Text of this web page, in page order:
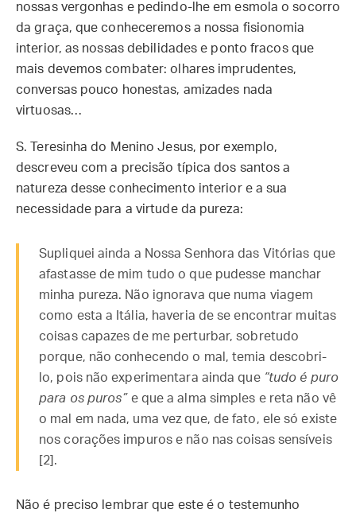
nossas vergonhas e pedindo-lhe em esmola o socorro
da graça, que conheceremos a nossa fisionomia
interior, as nossas debilidades e ponto fracos que
mais devemos combater: olhares imprudentes,
conversas pouco honestas, amizades nada
virtuosas…
S. Teresinha do Menino Jesus, por exemplo,
descreveu com a precisão típica dos santos a
natureza desse conhecimento interior e a sua
necessidade para a virtude da pureza:
Supliquei ainda a Nossa Senhora das Vitórias que
afastasse de mim tudo o que pudesse manchar
minha pureza. Não ignorava que numa viagem
como esta a Itália, haveria de se encontrar muitas
coisas capazes de me perturbar, sobretudo
porque, não conhecendo o mal, temia descobri-
lo, pois não experimentara ainda que “tudo é puro
para os puros” e que a alma simples e reta não vê
o mal em nada, uma vez que, de fato, ele só existe
nos corações impuros e não nas coisas sensíveis
[2].
Não é preciso lembrar que este é o testemunho